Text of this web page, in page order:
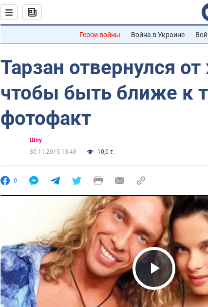
Герои войны Война в Украине
Тарзан отвернулся
чтобы быть ближе к
фотофакт
Шоу
30.11.2015 13:43
10,0 т.
0
Play